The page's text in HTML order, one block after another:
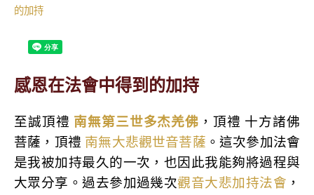
的加持
感恩在法會中得到的加持
至誠頂禮 南無第三世多杰羌佛 ，頂禮 十方諸佛
菩薩，頂禮 南無大悲觀世音菩薩 。這次參加法會
是我被加持最久的一次，也因此我能夠將過程與
大眾分享。過去參加過幾次觀音大悲加持法會 ，